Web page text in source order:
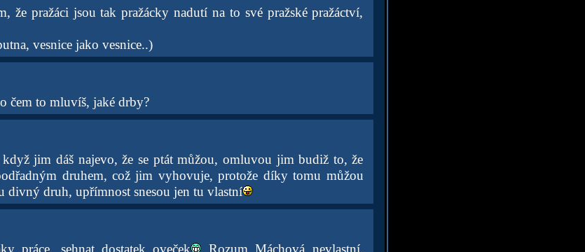
že pražáci jsou tak pražácky nadutí na to své pražské pražáctví,
vesnice jako vesnice..)
čem to mluvíš, jaké drby?
když jim dáš najevo, že se ptát můžou, omluvou jim budiž to, že
druhem, což jim vyhovuje, protože díky tomu můžou
divný druh, upřímnost snesou jen tu vlastní
práce, sehnat dostatek oveček
Rozum Máchová nevlastní,